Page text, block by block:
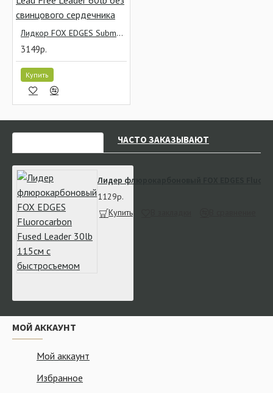
Лидкор FOX EDGES Submerge Lead Free Leader 60lb без свинцового сердечника
3149р.
Купить
ЧАСТО ЗАКАЗЫВАЮТ
Лидер флюрокарбоновый FOX EDGES
1129р.
Купить
МОЙ АККАУНТ
Мой аккаунт
Избранное